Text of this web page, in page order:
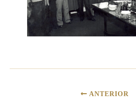
ANTERIOR